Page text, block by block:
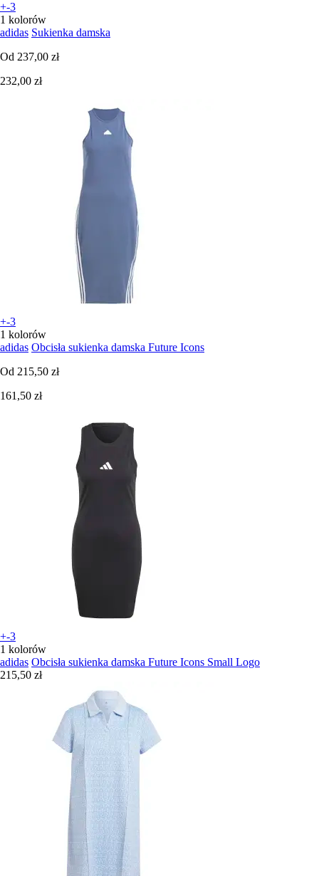
+-3
1 kolorów
adidas Sukienka damska
Od 237,00 zł
232,00 zł
+-3
1 kolorów
adidas Obcisła sukienka damska Future Icons
Od 215,50 zł
161,50 zł
+-3
1 kolorów
adidas Obcisła sukienka damska Future Icons Small Logo
215,50 zł